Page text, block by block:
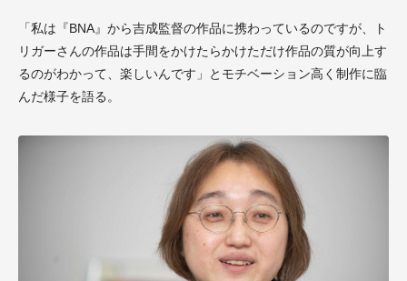
「私は『BNA』から吉成監督の作品に携わっているのですが、ト
リガーさんの作品は手間をかけたらかけただけ作品の質が向上す
るのがわかって、楽しいんです」とモチベーション高く制作に臨
んだ様子を語る。